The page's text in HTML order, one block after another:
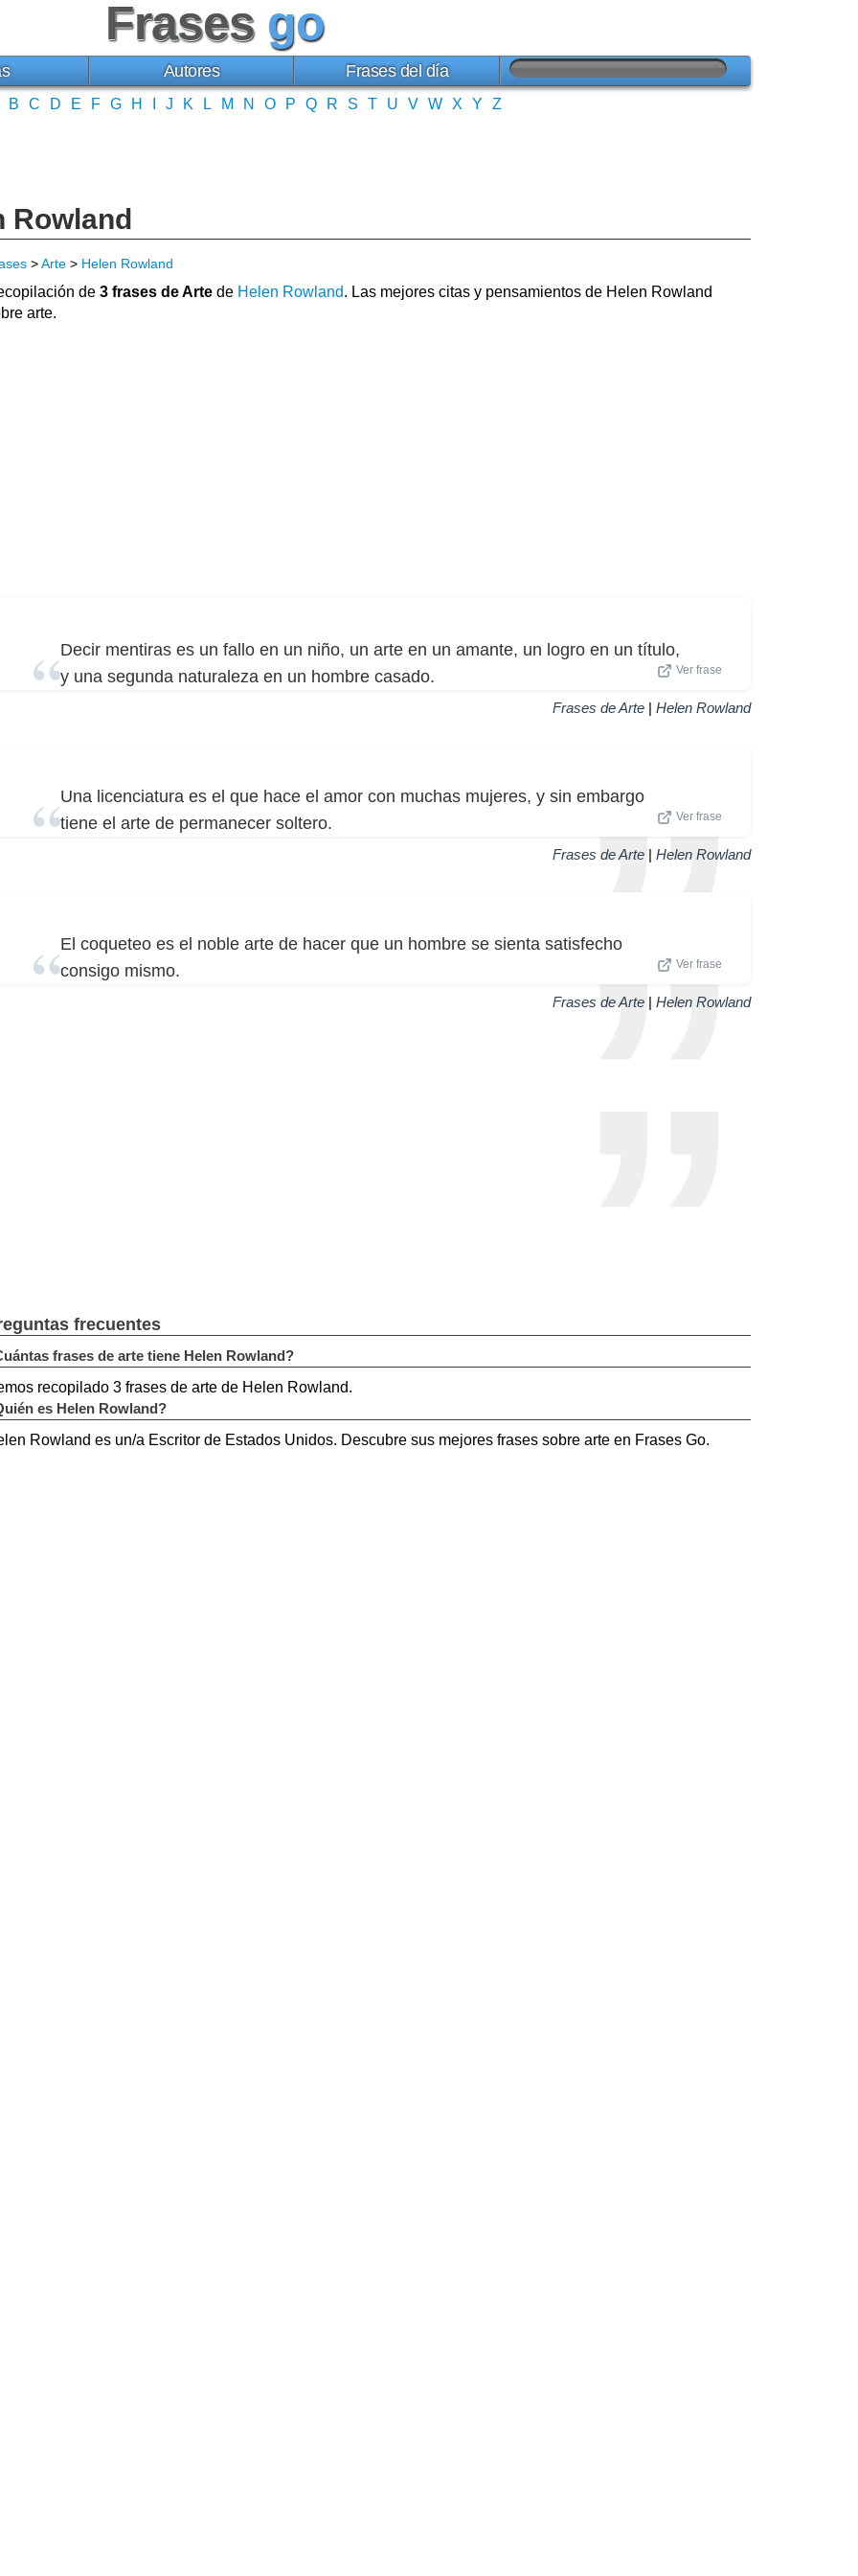
Frases go
Autores Frases del día
B C D E F G H J K L M N O P Q R S T U V W X Y Z
Rowland
>Arte > Helen Rowland
de 3 frases de Arte de Helen Rowland. Las mejores citas y pensamientos de Helen Rowland
arte.
Decir mentiras es un fallo en un niño, un arte en un amante, un logro en un título,
y una segunda naturaleza en un hombre casado.
Ver frase
Frases de Arte | Helen Rowland
Una licenciatura es el que hace el amor con muchas mujeres, y sin embargo
tiene el arte de permanecer soltero.
Ver frase
Frases de Arte | Helen Rowland
El coqueteo es el noble arte de hacer que un hombre se sienta satisfecho
consigo mismo.
Ver frase
Frases de Arte | Helen Rowland
frecuentes
frases de arte tiene Helen Rowland?
recopilado 3 frases de arte de Helen Rowland.
es Helen Rowland?
Rowland es un/a Escritor de Estados Unidos. Descubre sus mejores frases sobre arte en Frases Go.